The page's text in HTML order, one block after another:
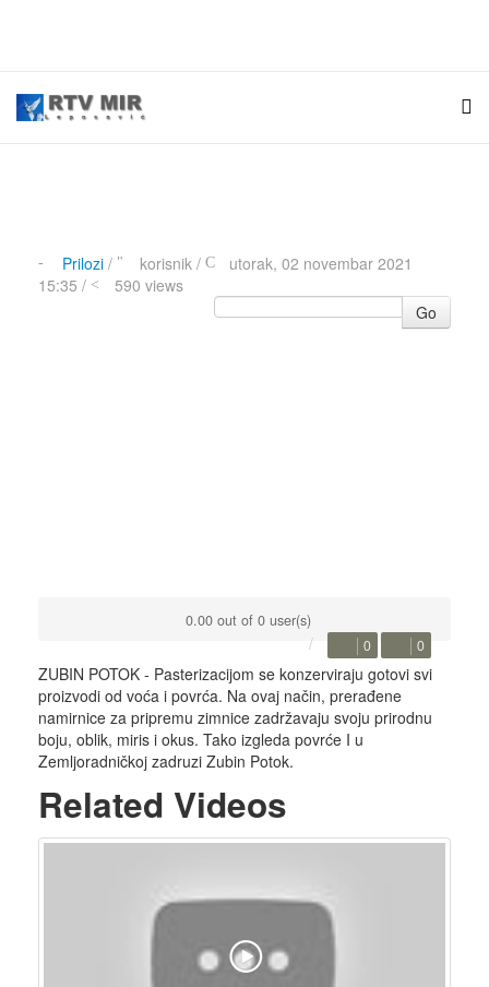
Prilozi/ korisnik /
utorak, 02 novembar 2021
15:35 /
590 views
Go
0.00 out of 0 user(s)
0 0
ZUBIN POTOK - Pasterizacijom se konzerviraju gotovi svi
proizvodi od voća i povrća. Na ovaj način, prerađene
namirnice za pripremu zimnice zadržavaju svoju prirodnu
boju, oblik, miris i okus. Tako izgleda povrće I u
Zemljoradničkoj zadruzi Zubin Potok.
Related Videos